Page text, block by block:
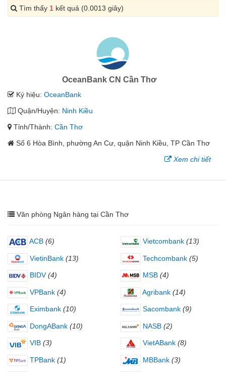
Tìm thấy 1 kết quả (0.0013 giây)
OceanBank CN Cần Thơ
Ký hiệu: OceanBank
Quận/Huyện: Ninh Kiều
Tỉnh/Thành: Cần Thơ
Số 6 Hòa Bình, phường An Cư, quận Ninh Kiều, TP Cần Thơ
Xem chi tiết
Văn phòng Ngân hàng tại Cần Thơ
ACB (6) Vietcombank (13)
VietinBank (13) Techcombank (5)
BIDV (4) MSB (4)
VPBank (4) Agribank (14)
Eximbank (10) Sacombank (9)
DongABank (10) NASB (2)
VIB (3) VietABank (8)
TPBank (1) MBBank (3)